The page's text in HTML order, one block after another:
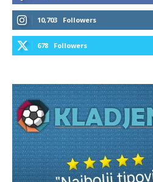
10,703 Followers
678 Followers